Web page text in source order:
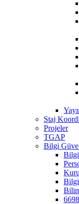
Staj
Projeler
TGAP
Bilgi
Bilgi
Bilgi